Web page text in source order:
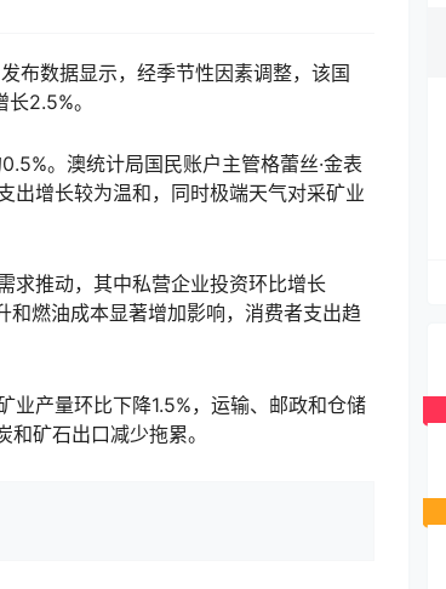
布数据显示，经季节性因素调整，该国
2.5%。
。澳统计局国民账户主管格蕾丝·金表
出增长较为温和，同时极端天气对采矿业
推动，其中私营企业投资环比增长
和燃油成本显著增加影响，消费者支出趋
产量环比下降1.5%，运输、邮政和仓储
矿石出口减少拖累。